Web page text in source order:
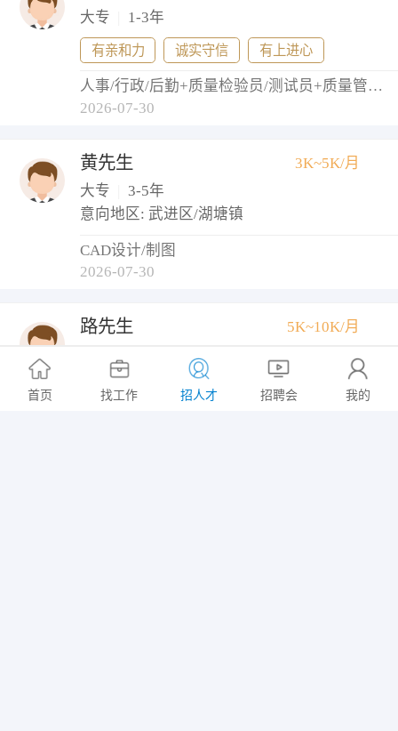
大专
1-3年
有亲和力 诚实守信 有上进心
人事/行政/后勤+质量检验员/测试员+质量管理/测试经理+测试工程师
2026-07-30
黄先生
3K~5K/月
大专
3-5年
意向地区: 武进区/湖塘镇
CAD设计/制图
2026-07-30
路先生
5K~10K/月
意向地区: 武进区/湖塘镇
首页 找工作 招人才 招聘会 我的